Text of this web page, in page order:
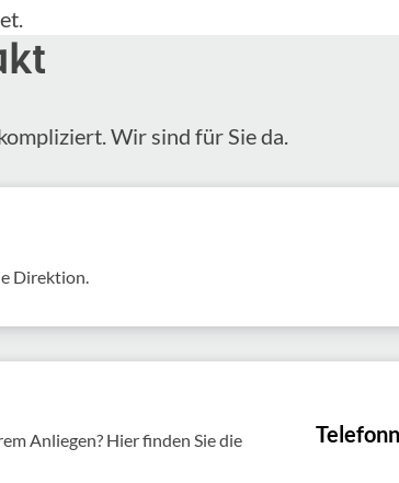
Wir sind für Sie da.
Direk­tion.
Anliegen? Hier finden Sie die